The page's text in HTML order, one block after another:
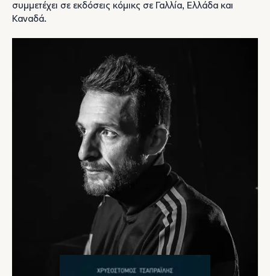
συμμετέχει σε εκδόσεις κόμικς σε Γαλλία, Ελλάδα και
Καναδά.